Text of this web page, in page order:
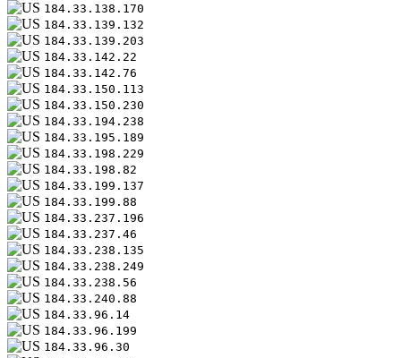
184.33.138.170
184.33.139.132
184.33.139.203
184.33.142.22
184.33.142.76
184.33.150.113
184.33.150.230
184.33.194.238
184.33.195.189
184.33.198.229
184.33.198.82
184.33.199.137
184.33.199.88
184.33.237.196
184.33.237.46
184.33.238.135
184.33.238.249
184.33.238.56
184.33.240.88
184.33.96.14
184.33.96.199
184.33.96.30